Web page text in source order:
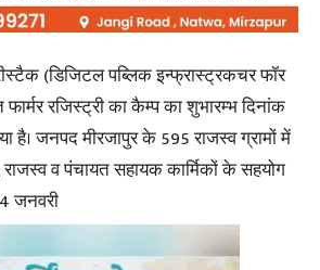
(डिजिटल पब्लिक इन्फ्रास्ट्रकचर फॉर
रजिस्ट्री का कैम्प का शुभारम्भ दिनांक
है। जनपद मीरजापुर के 595 राजस्व ग्रामों में
व पंचायत सहायक कार्मिकों के सहयोग
जनवरी